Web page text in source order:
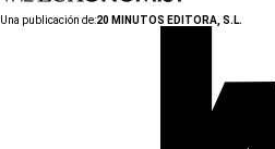
Una publicación de:20 MINUTOS EDITORA, S.L.